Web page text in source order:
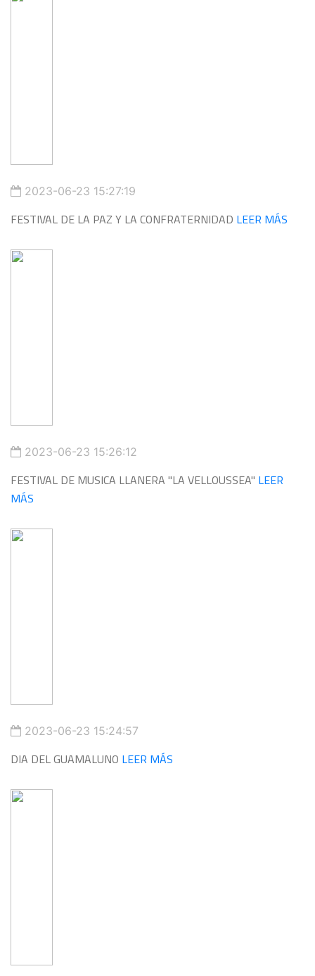
2023-06-23 15:27:19
FESTIVAL DE LA PAZ Y LA CONFRATERNIDAD LEER MÁS
2023-06-23 15:26:12
FESTIVAL DE MUSICA LLANERA "LA VELLOUSSEA" LEER
MÁS
2023-06-23 15:24:57
DIA DEL GUAMALUNO LEER MÁS